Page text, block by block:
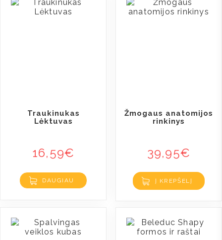
Traukinukas
Lėktuvas
16,59€
DAUGIAU
Žmogaus anatomijos
rinkinys
39,95€
Į KREPŠELĮ